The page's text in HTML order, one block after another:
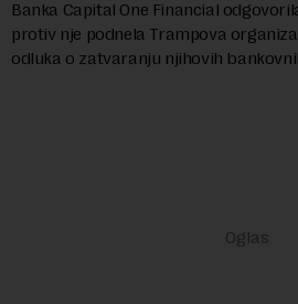
Banka Capital One Financial
protiv nje podnela Trampova
odluka o zatvaranju njihovih